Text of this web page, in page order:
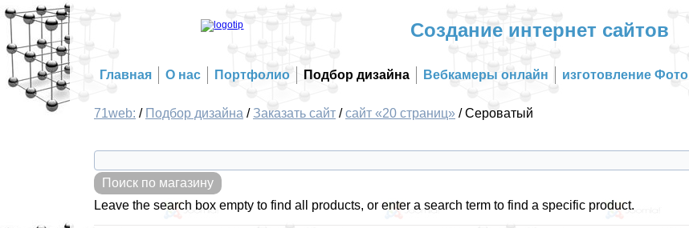
Создание интернет сайтов
Главная О нас Портфолио Подбор дизайна Вебкамеры онлайн изготовление Фото
71web: / Подбор дизайна / Заказать сайт /сайт «20 страниц» /Сероватый
Leave the search box empty to find all products, or enter a search term to find a specific product.